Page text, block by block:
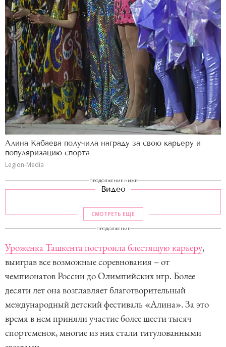
Алина Кабаева получила награду за свою карьеру и
популяризацию спорта
Legion-Media
ПРОДОЛЖЕНИЕ НИЖЕ
Видео
СМОТРЕТЬ ЕЩЕ
ПРОДОЛЖЕНИЕ
Уроженка Ташкента построила блестящую карьеру,
выиграв все возможные соревнования – от
чемпионатов России до Олимпийских игр. Более
десяти лет она возглавляет благотворительный
международный детский фестиваль «Алина». За это
время в нем приняли участие более шести тысяч
спортсменок, многие из них стали титулованными